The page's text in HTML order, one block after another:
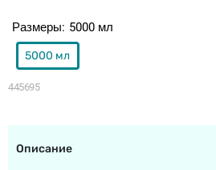
445695
Размеры 5000 мл
5000 мл
Описание